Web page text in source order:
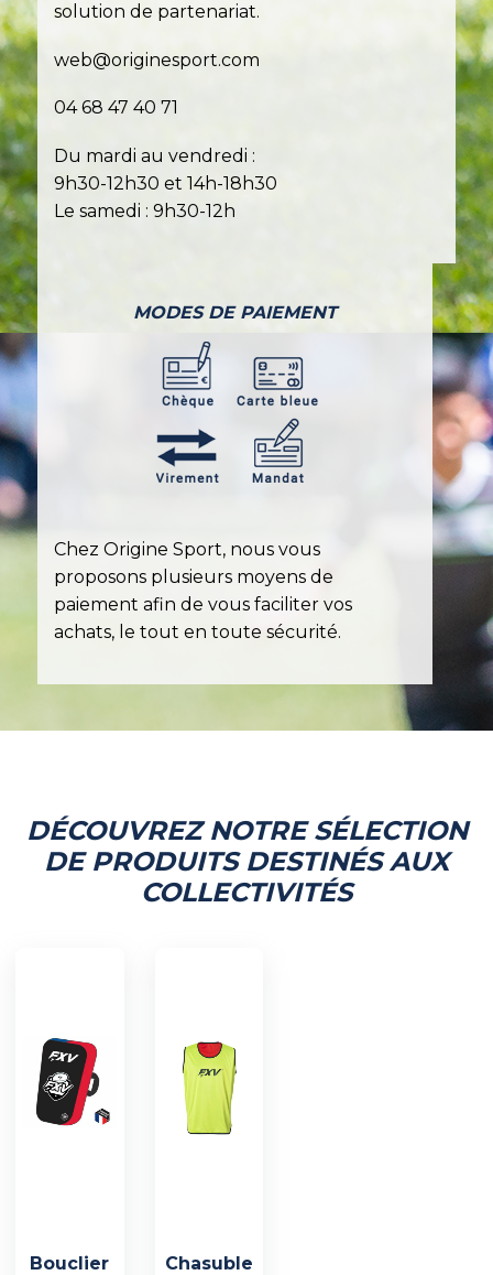
solution de partenariat.
web@originesport.com
04 68 47 40 71
Du mardi au vendredi :
9h30-12h30 et 14h-18h30
Le samedi : 9h30-12h
MODES DE PAIEMENT
Chez Origine Sport, nous vous
proposons plusieurs moyens de
paiement afin de vous faciliter vos
achats, le tout en toute sécurité.
DÉCOUVREZ NOTRE SÉLECTION
DE PRODUITS DESTINÉS AUX
COLLECTIVITÉS
Bouclier Chasuble